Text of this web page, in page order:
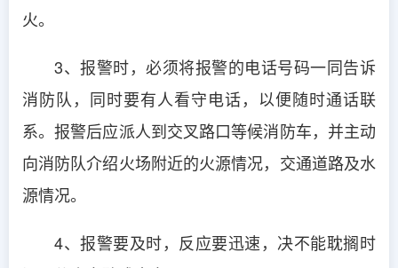
火。
3、报警时，必须将报警的电话号码一同告诉
消防队，同时要有人看守电话，以便随时通话联
系。报警后应派人到交叉路口等候消防车，并主动
向消防队介绍火场附近的火源情况，交通道路及水
源情况。
4、报警要及时，反应要迅速，决不能耽搁时